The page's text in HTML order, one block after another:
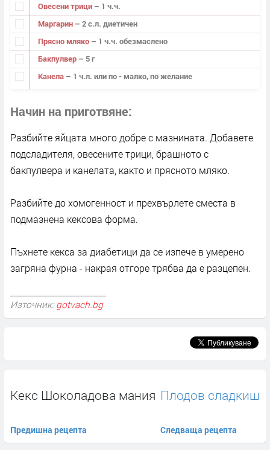
Овесени трици – 1 ч.ч.
Маргарин – 2 с.л. диетичен
Прясно мляко – 1 ч.ч. обезмаслено
Бакпулвер – 5 г
Канела – 1 ч.л. или по - малко, по желание
Начин на приготвяне
Разбийте яйцата много добре с мазнината. Добавете
подсладителя, овесените трици, брашното с
бакпулвера и канелата, както и прясното мляко.
Разбийте до хомогенност и прехвърлете сместа в
подмазнена кексова форма.
Пъхнете кекса за диабетици да се изпече в умерено
загряна фурна - накрая отгоре трябва да е разцепен.
Източник: gotvach.bg
Кекс Шоколадова мания
Предишна рецепта
Плодов сладкиш
Следваща рецепта